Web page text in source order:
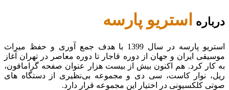
درباره استریو پارسه
استریو پارسه در سال 1399 با هدف جمع آوری و حفظ میراث
موسیقی ایران و جهان از دوره قاجار تا دوره معاصر در تهران آغاز
به کار کرد. هم اکنون بیش از بیست هزار عنوان صفحه گرامافون،
ریل، نوار کاست، سی دی و مجموعه بی‌نظیری از دستگاه های
صوتی کلکسیونی در اختیار این مجموعه قرار دارد.